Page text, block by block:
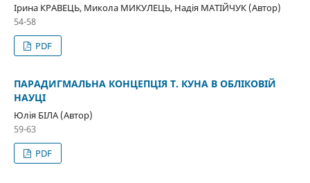
Ірина КРАВЕЦЬ, Микола МИКУЛЕЦЬ, Надія МАТІЙЧУК (Автор)
54-58
PDF
ПАРАДИГМАЛЬНА КОНЦЕПЦІЯ Т. КУНА В ОБЛІКОВІЙ
НАУЦІ
Юлія БІЛА (Автор)
59-63
PDF